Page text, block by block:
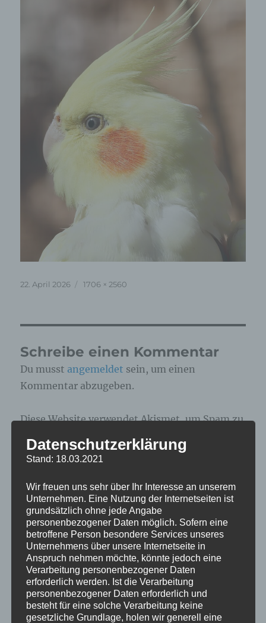
Veröffentlicht
22. April 2026 Originalgröße
1706 × 2560
Schreibe einen Kommentar
Du musst angemeldet sein, um einen
Kommentar abzugeben.
Diese Website verwendet Akismet, um Spam zu
Kommentardaten verarbeitet werden.
Beitragsnavigation
VERÖFFENTLICHT IN
Zoofotografie: Wieder mal in
Grömitz am 16.04.2026
Datenschutzerklärung
Stand: 18.03.2021
Wir freuen uns sehr über Ihr Interesse an unserem
Unternehmen. Eine Nutzung der Internetseiten ist
grundsätzlich ohne jede Angabe
personenbezogener Daten möglich. Sofern eine
betroffene Person besondere Services unseres
Unternehmens über unsere Internetseite in
Anspruch nehmen möchte, könnte jedoch eine
Verarbeitung personenbezogener Daten
erforderlich werden. Ist die Verarbeitung
personenbezogener Daten erforderlich und
besteht für eine solche Verarbeitung keine
gesetzliche Grundlage, holen wir generell eine